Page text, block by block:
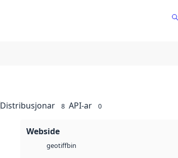
Distribusjonar 8 API-ar 0
Webside
geotiffbin